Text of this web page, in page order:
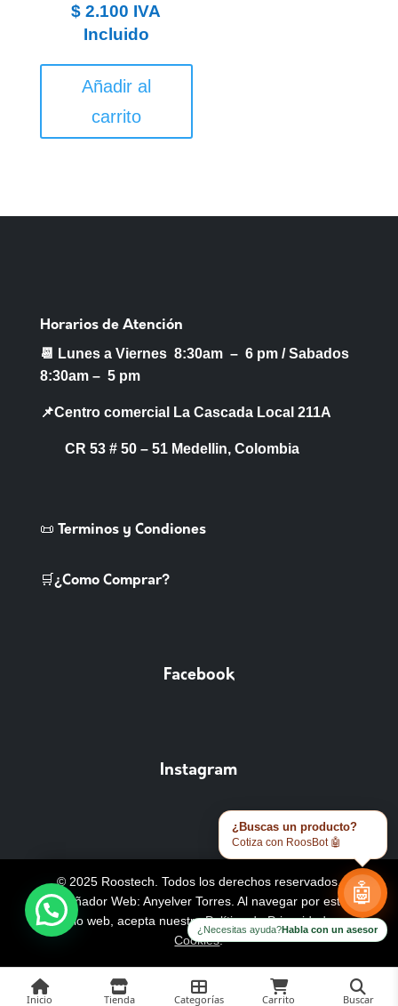
$ 2.100 IVA
Incluido
Añadir al
carrito
Horarios de Atención
📆 Lunes a Viernes 8:30am – 6 pm /Sabados
8:30am – 5 pm
📌Centro comercial La Cascada Local 211A
CR 53 # 50 – 51 Medellin, Colombia
📜 Terminos y Condiones
🛒¿Como Comprar?
Facebook
Instagram
© 2025 Roostech. Todos los derechos reservados.
Diseñador Web: Anyelver Torres . Al navegar por este
sitio web, acepta nuestraPolítica de Privacidad y
Cookies.
Inicio Tienda Categorías Carrito Buscar
¿Buscas un producto?
Cotiza con RoosBot 🤖
🤖
¿Necesitas ayuda?Habla con un asesor